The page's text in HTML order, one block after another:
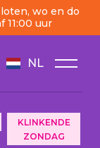
wo en do
11:00 uur
NL
KLINKENDE
ZONDAG